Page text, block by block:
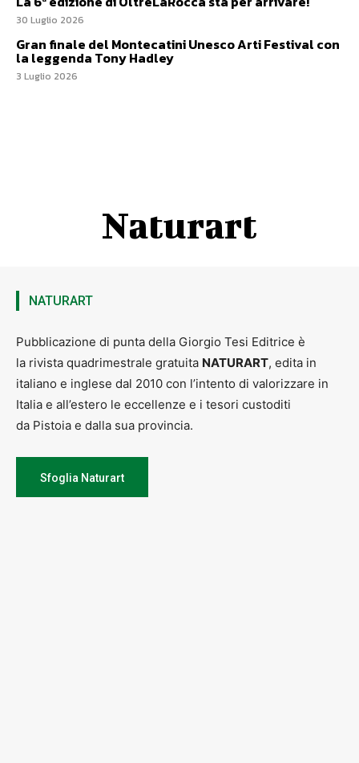
30 Luglio 2026
Gran finale del Montecatini Unesco Arti Festival con
la leggenda Tony Hadley
3 Luglio 2026
Naturart
NATURART
Pubblicazione di punta della Giorgio Tesi Editrice è
la rivista quadrimestrale gratuita NATURART, edita in
italiano e inglese dal 2010 con l’intento di valorizzare in
Italia e all’estero le eccellenze e i tesori custoditi
da Pistoia e dalla sua provincia.
Sfoglia Naturart